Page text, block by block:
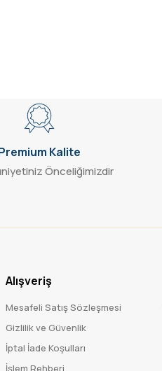
Kalite
Önceliğimizdir
Alışveriş
Mesafeli Satış Sözleşmesi
Gizlilik ve Güvenlik
İptal İade Koşulları
İşlem Rehberi